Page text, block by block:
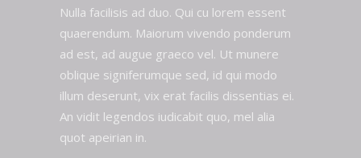
Nulla facilisis ad duo. Qui cu lorem essent
quaerendum. Maiorum vivendo ponderum
ad est, ad augue graeco vel. Ut munere
oblique signiferumque sed, id qui modo
illum deserunt, vix erat facilis dissentias ei.
An vidit legendos iudicabit quo, mel alia
quot apeirian in.